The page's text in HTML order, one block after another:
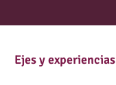
Ejes y experiencias